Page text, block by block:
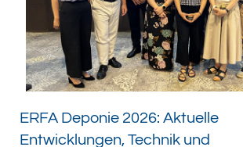
ERFA Deponie 2026: Aktuelle
Entwicklungen, Technik und